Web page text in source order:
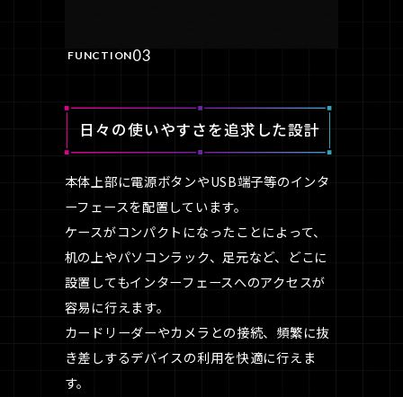
FUNCTION03
日々の使いやすさを追求した設計
本体上部に電源ボタンやUSB端子等のインタ
ーフェースを配置しています。
ケースがコンパクトになったことによって、
机の上やパソコンラック、足元など、どこに
設置してもインターフェースへのアクセスが
容易に行えます。
カードリーダーやカメラとの接続、頻繁に抜
き差しするデバイスの利用を快適に行えま
す。